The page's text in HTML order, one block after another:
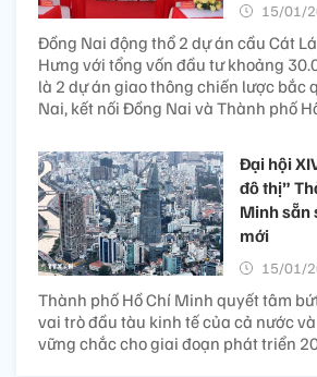
15/01/
Đồng Nai động thổ 2 dự án cầu Cát
Hưng với tổng vốn đầu tư khoảng
là 2 dự án giao thông chiến lược bắc
Nai, kết nối Đồng Nai và Thành phố
Đại hội
đô thị”
Minh sẵn
mới
15/01/
Thành phố Hồ Chí Minh quyết tâm
vai trò đầu tàu kinh tế của cả nước
vững chắc cho giai đoạn phát triển